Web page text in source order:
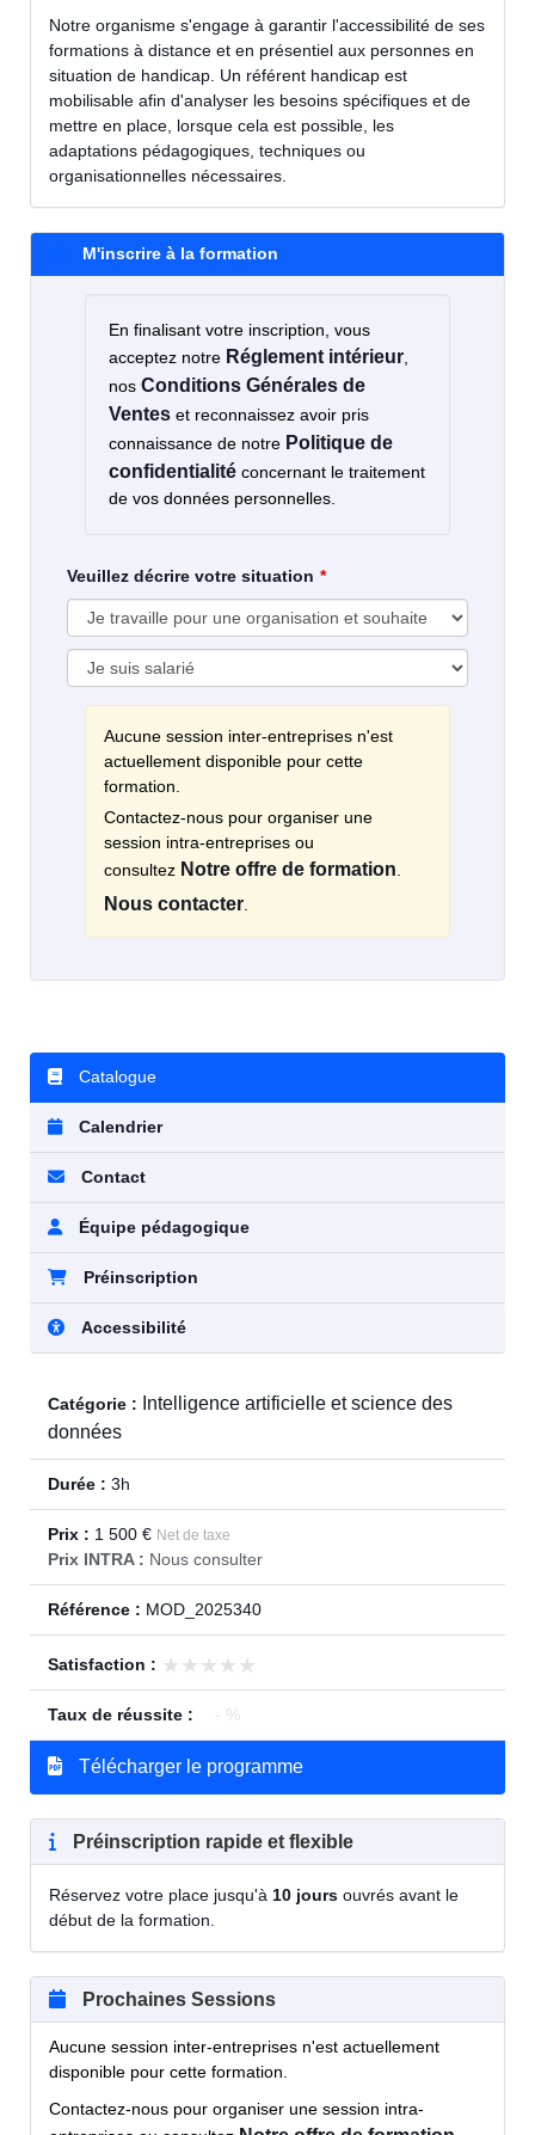
Notre organisme s'engage à garantir l'accessibilité de ses
formations à distance et en présentiel aux personnes en
situation de handicap. Un référent handicap est
mobilisable afin d'analyser les besoins spécifiques et de
mettre en place, lorsque cela est possible, les
adaptations pédagogiques, techniques ou
organisationnelles nécessaires.
M'inscrire à la formation
En finalisant votre inscription, vous
acceptez notre Réglement intérieur,
nos Conditions Générales de
Ventes et reconnaissez avoir pris
connaissance de notre Politique de
confidentialité concernant le traitement
de vos données personnelles.
Veuillez décrire votre situation
Aucune session inter-entreprises n'est
actuellement disponible pour cette
formation.
Contactez-nous pour organiser une
session intra-entreprises ou
consultez Notre offre de formation.
Nous contacter.
Catalogue
Calendrier
Contact
Équipe pédagogique
Préinscription
Accessibilité
Catégorie :
Intelligence artificielle et science des
données
Durée : 3h
Prix : 1 500 € Net de taxe
Prix INTRA : Nous consulter
Référence : MOD_2025340
Satisfaction : ★★★★★
★★★★★
Taux de réussite : - %
Télécharger le programme
Préinscription rapide et flexible
Réservez votre place jusqu'à 10 jours ouvrés avant le
début de la formation.
Prochaines Sessions
Aucune session inter-entreprises n'est actuellement
disponible pour cette formation.
Contactez-nous pour organiser une session intra-